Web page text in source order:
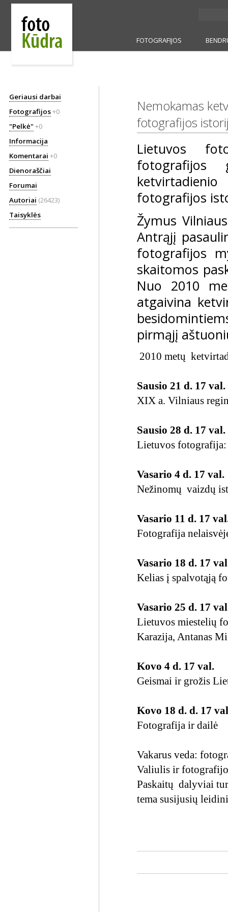
FOTOGRAFIJOS
Geriausi darbai
Fotografijos+0
"Pelkė" +0
Informacija
Komentarai +0
Dienoraščiai
Forumai
Autoriai (26423)
Taisyklės
Nemokamas
fotografijos
Lietuvos
fotografijos
fotografijos
Žymus
Antrąjį
fotografijos
skaitomos
Nuo 2010
atgaivina
pirmąjį
2010 metų
Sausio 21 d. 17 val.
XIX a. Vilniaus
Sausio 28 d. 17 val.
Lietuvos
Vasario 4 d. 17 val.
Nežinomų vaizdų
Vasario 11 d. 17
Fotografija
Vasario 18 d. 17
Kelias į spalvotąją
Vasario 25 d. 17
Lietuvos miestelių
Karazija, Antanas
Kovo 4 d. 17 val.
Geismai ir grožis
Kovo 18 d. d. 17
Fotografija ir dailė
Vakarus veda:
Valiulis ir
Paskaitų dalyviai
tema susijusių